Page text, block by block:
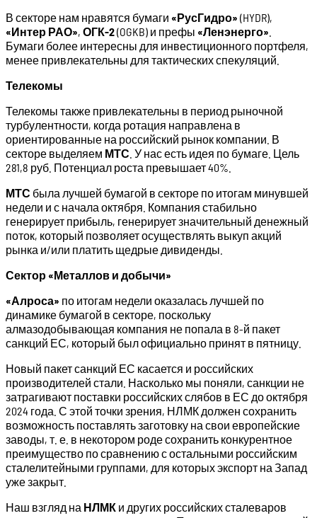
В секторе нам нравятся бумаги «РусГидро» (HYDR),
«Интер РАО», ОГК-2(OGKB) и префы «Ленэнерго»
Бумаги более интересны для инвестиционного портфеля,
менее привлекательны для тактических спекуляций.
Телекомы
Телекомы также привлекательны в период рыночной
турбулентности, когда ротация направлена в
ориентированные на российский рынок компании. В
секторе выделяем МТС . У нас есть идея по бумаге. Цель
281,8 руб. Потенциал роста превышает 40%.
МТС была лучшей бумагой в секторе по итогам минувшей
недели и с начала октября. Компания стабильно
генерирует прибыль, генерирует значительный денежный
поток, который позволяет осуществлять выкуп акций
рынка и/или платить щедрые дивиденды.
Сектор «Металлов и добычи»
«Алроса» по итогам недели оказалась лучшей по
динамике бумагой в секторе, поскольку
алмазодобывающая компания не попала в 8-й пакет
санкций ЕС, который был официально принят в пятницу.
Новый пакет санкций ЕС касается и российских
производителей стали. Насколько мы поняли, санкции не
затрагивают поставки российских слябов в ЕС до октября
2024 года. С этой точки зрения, НЛМК должен сохранить
возможность поставлять заготовку на свои европейские
заводы, т. е. в некотором роде сохранить конкурентное
преимущество по сравнению с остальными российским
сталелитейными группами, для которых экспорт на Запад
уже закрыт.
Наш взгляд на НЛМК и других российских сталеваров